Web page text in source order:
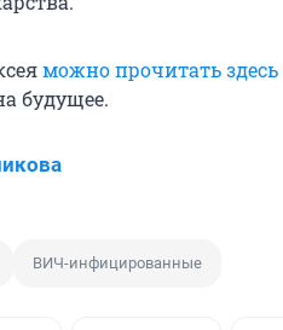
можно прочитать здесь
будущее.
ВИЧ-инфицированные